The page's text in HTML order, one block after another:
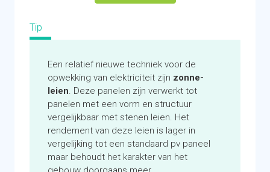
daken met veel onderbrekingen (denk bijvoorbeeld
lastig om veel zonnepanelen kwijt te kunnen, de
gelegd. Bovendien zijn deze pannen steeds vaker
toegestaan in beschermde stads- en
dorpsgezichten omdat ze niet zo opvallen als
reguliere zonnepanelen.
Door de kleine afmeting van een dakpan kan bij
onregelmatige daken meer oppervlakte aan
zonnepanelen worden gelegd
De zonnedakpan steekt glimmend af tegen een
Tip
Een relatief nieuwe techniek voor de
opwekking van elektriciteit zijn zonne-
leien. Deze panelen zijn verwerkt tot
panelen met een vorm en structuur
vergelijkbaar met stenen leien. Het
rendement van deze leien is lager in
vergelijking tot een standaard pv paneel
maar behoudt het karakter van het